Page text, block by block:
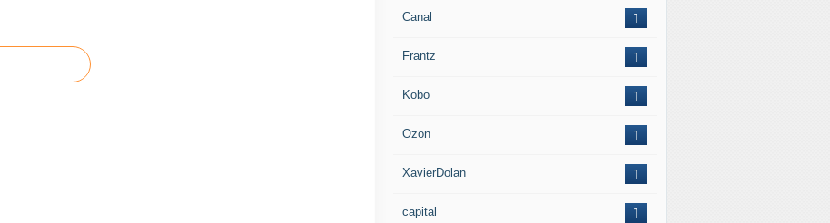
1
Canal
1
Frantz
1
Kobo
1
Ozon
1
XavierDolan
1
capital